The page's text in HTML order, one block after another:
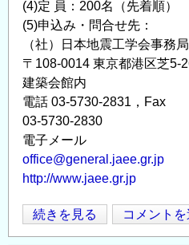
(4)定 員：200名（先着順）
(5)申込み・問合せ先：
（社）日本地震工学会事務局
〒108-0014 東京都港区芝5-
建築会館内
電話 03-5730-2831，Fax
03-5730-2830
電子メール
office@general.jaee.gr.jp
http://www.jaee.gr.jp
「東
日
続きを見る コメント